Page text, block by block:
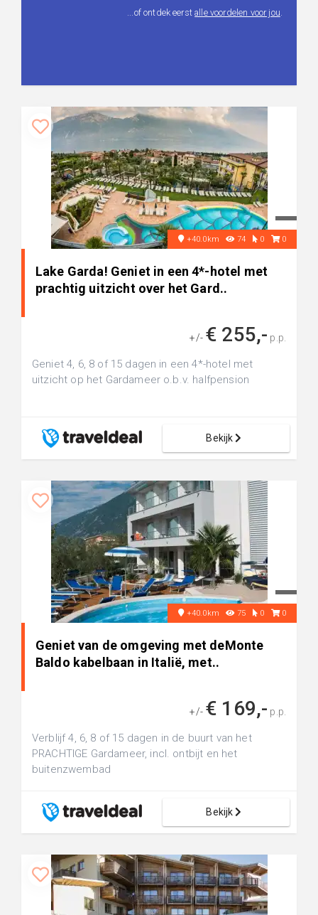
...of ontdek eerstalle voordelen voor jou.
+40.0km 74 0 0
Lake Garda! Geniet in een 4*-hotel met
prachtig uitzicht over het Gard..
+/- € 255,- p.p.
Geniet 4, 6, 8 of 15 dagen in een 4*-hotel met
uitzicht op het Gardameer o.b.v. halfpension
Bekijk
+40.0km 75 0 0
Geniet van de omgeving met deMonte
Baldo kabelbaan in Italië, met..
+/- € 169,- p.p.
Verblijf 4, 6, 8 of 15 dagen in de buurt van het
PRACHTIGE Gardameer, incl. ontbijt en het
buitenzwembad
Bekijk